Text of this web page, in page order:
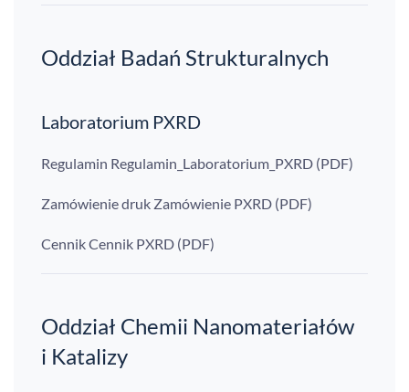
Oddział Badań Strukturalnych
Laboratorium PXRD
Regulamin Regulamin_Laboratorium_PXRD (PDF)
Zamówienie druk Zamówienie PXRD (PDF)
Cennik Cennik PXRD (PDF)
Oddział Chemii Nanomateriałów
i Katalizy